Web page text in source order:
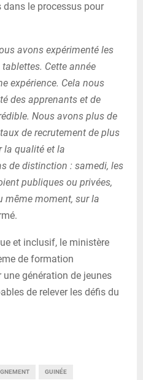
le processus pour
avons expérimenté les
Cette année
expérience. Cela nous
des apprenants et de
Nous avons plus de
de recrutement de plus
la qualité et la
de distinction : samedi, les
publiques ou privées,
même moment, sur la
et inclusif, le ministère
de formation
génération de jeunes
de relever les défis du
GUINÉE